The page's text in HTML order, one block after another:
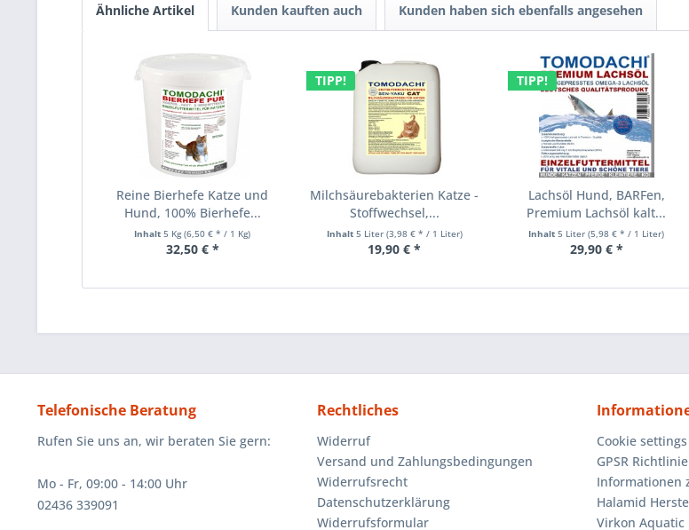
Ähnliche Artikel Kunden kauften auch Kunden haben sich ebenfalls angesehen
Reine Bierhefe Katze und
Hund, 100% Bierhefe...
Inhalt5 Kg(6,50 € * / 1 Kg)
32,50 € *
TIPP!
Milchsäurebakterien Katze -
Stoffwechsel,...
Inhalt 5 Liter (3,98 € * / 1 Liter)
19,90 € *
TIPP!
Lachsöl Hund, BARFen,
Premium Lachsöl kalt...
Inhalt5 Liter(5,98 € * / 1 Liter)
29,90 € *
Telefonische Beratung
Rufen Sie uns an, wir beraten Sie gern:
Mo - Fr, 09:00 - 14:00 Uhr
02436 339091
Rechtliches
Widerruf
Versand und Zahlungsbedingungen
Widerrufsrecht
Datenschutzerklärung
Widerrufsformular
Cookie settings
GPSR
Informationen
Halamid
Virkon